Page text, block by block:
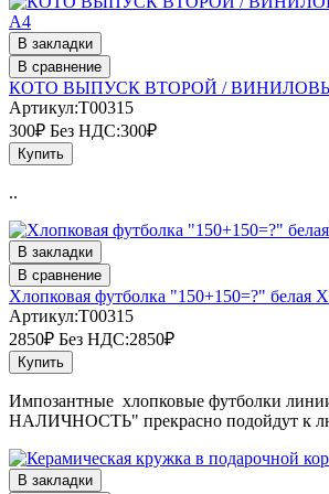
В закладки
В сравнение
КОТО ВЫПУСК ВТОРОЙ /
Артикул:T00315
300₽ Без НДС:300₽
Купить
..
В закладки
В сравнение
Хлопковая футболка "150+150=?" белая
Артикул:T00315
2850₽ Без НДС:2850₽
Купить
Импозантные хлопковые футболки
НАЛИЧНОСТЬ" прекрасно подойдут к
В закладки